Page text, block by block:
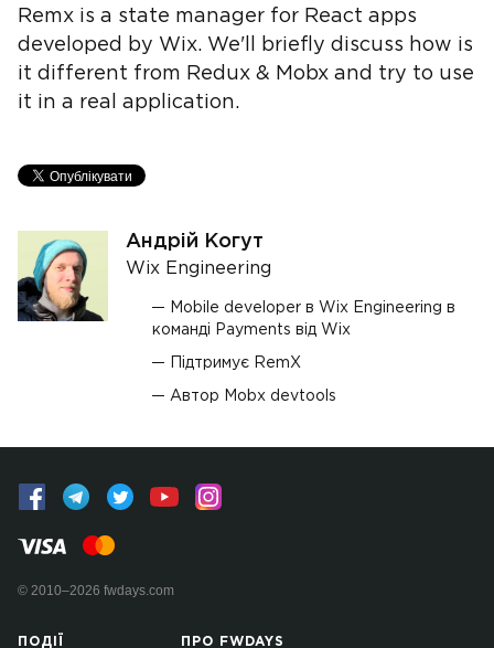
Remx is a state manager for React apps
developed by Wix. We'll briefly discuss how is
it different from Redux & Mobx and try to use
it in a real application.
Андрій Когут
Wix Engineering
Mobile developer в Wix Engineering в
команді Payments від Wix
Підтримує RemX
Автор Mobx devtools
© 2010–2026 fwdays.com
ПОДІЇ ПРО FWDAYS